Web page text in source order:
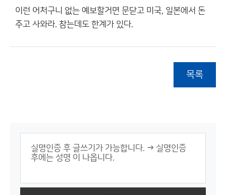
이런 어처구니 없는 예보할거면 문닫고 미국, 일본에서 돈
주고 사와라. 참는데도 한계가 있다.
목록